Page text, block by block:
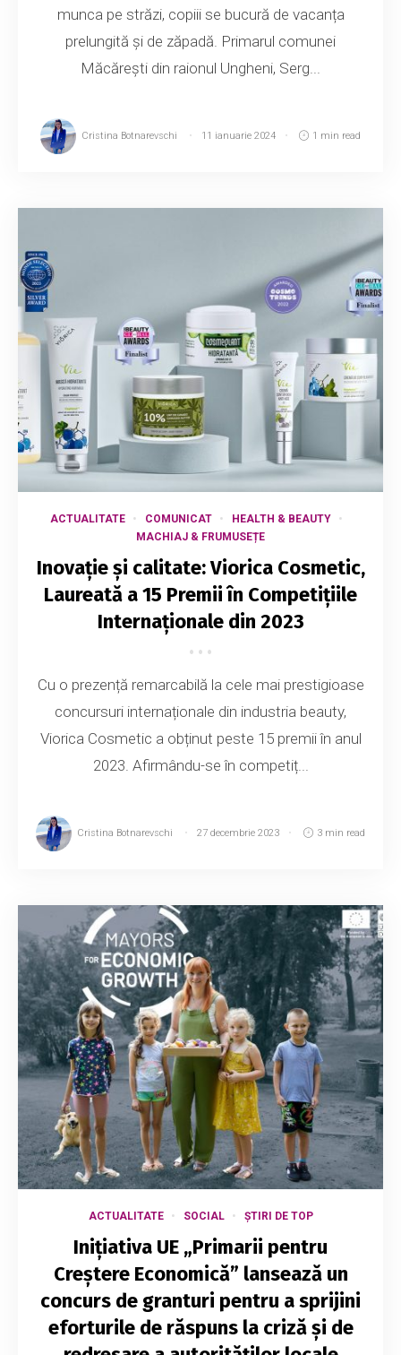
munca pe străzi, copiii se bucură de vacanța
prelungită și de zăpadă. Primarul comunei
Măcărești din raionul Ungheni, Serg...
Cristina Botnarevschi 11 ianuarie 2024 1 min read
ACTUALITATE COMUNICAT
HEALTH & BEAUTY
MACHIAJ & FRUMUSEȚE
Inovație și calitate: Viorica Cosmetic,
Laureată a 15 Premii în Competițiile
Internaționale din 2023
Cu o prezență remarcabilă la cele mai prestigioase
concursuri internaționale din industria beauty,
Viorica Cosmetic a obținut peste 15 premii în anul
2023. Afirmându-se în competiț...
Cristina Botnarevschi 27 decembrie 2023 3 min read
ACTUALITATE SOCIAL ȘTIRI DE TOP
Inițiativa UE „Primarii pentru
Creștere Economică” lansează un
concurs de granturi pentru a sprijini
eforturile de răspuns la criză și de